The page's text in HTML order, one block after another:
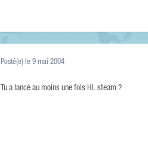
Posté(e) le 9 mai 2004
Tu a lancé au moins une fois HL steam ?